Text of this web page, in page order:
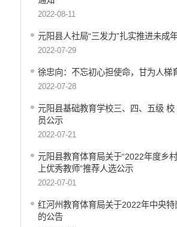
2022-08-11
元阳县人社局“三发力”扎实推进未成
2022-07-29
徐忠向：​不忘初心担使命，甘为人梯
2022-07-28
元阳县基础教育学校三、四、五级
员公示
2022-07-21
元阳县教育体育局关于“2022年度乡
上优秀教师”推荐人选公示
2022-07-01
红河州教育体育局关于2022年中央
的公告